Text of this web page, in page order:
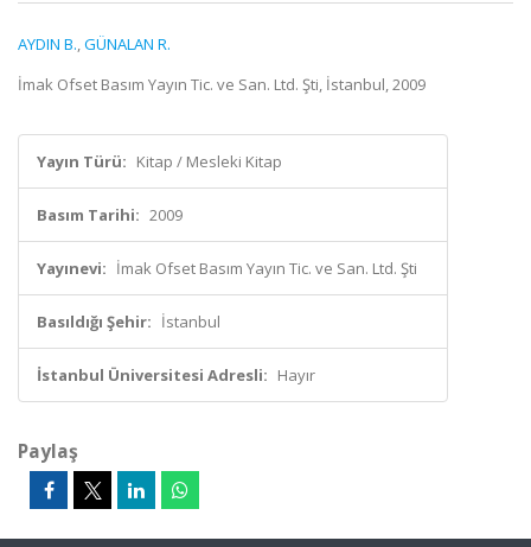
AYDIN B.,GÜNALAN R.
İmak Ofset Basım Yayın Tic. ve San. Ltd. Şti, İstanbul, 2009
Yayın Türü: Kitap / Mesleki Kitap
Basım Tarihi: 2009
Yayınevi: İmak Ofset Basım Yayın Tic. ve San. Ltd. Şti
Basıldığı Şehir: İstanbul
İstanbul Üniversitesi Adresli: Hayır
Paylaş